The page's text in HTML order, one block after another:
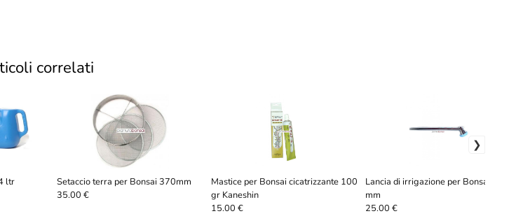
correlati
ltr
Setaccio terra per Bonsai 370mm
35.00 €
Mastice per Bonsai cicatrizzante 100
gr Kaneshin
15.00 €
Lancia di irrigazione per Bonsai 330
mm
25.00 €